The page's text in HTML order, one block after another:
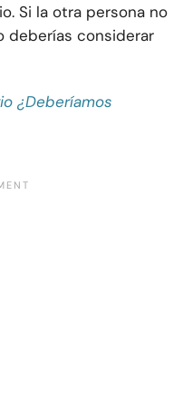
Si la otra persona no
deberías considerar
¿Deberíamos